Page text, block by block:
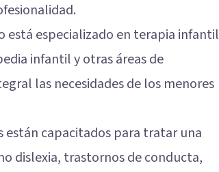
está especializado en terapia infantil
infantil y otras áreas de
las necesidades de los menores
están capacitados para tratar una
dislexia, trastornos de conducta,